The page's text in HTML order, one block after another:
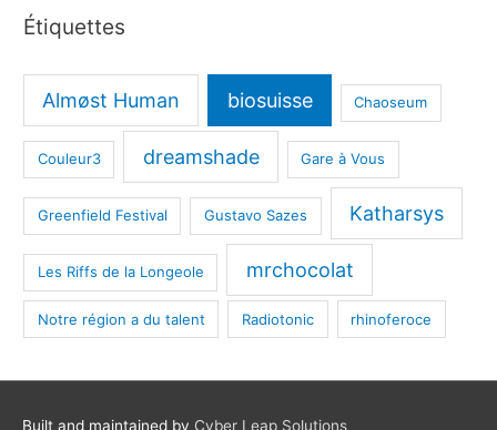
Étiquettes
Almøst Human biosuisse Chaoseum
Couleur3 dreamshade Gare à Vous
Greenfield Festival Gustavo Sazes Katharsys
Les Riffs de la Longeole mrchocolat
Notre région a du talent Radiotonic rhinoferoce
Built and maintained by Cyber Leap Solutions